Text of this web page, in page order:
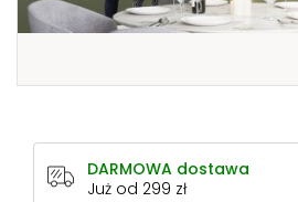
DARMOWA dostawa
Już od 299 zł